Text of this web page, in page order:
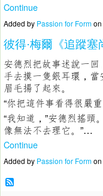
Continue
Added by Passion for Form
彼得·梅爾《追蹤塞
安德烈把故事述說一
手去摸一隻銀耳環，
眉毛揚了起來。
“你把這件事看得很嚴
“我知道，”安德烈搖頭
像無法不去理它。”…
Continue
Added by Passion for Form